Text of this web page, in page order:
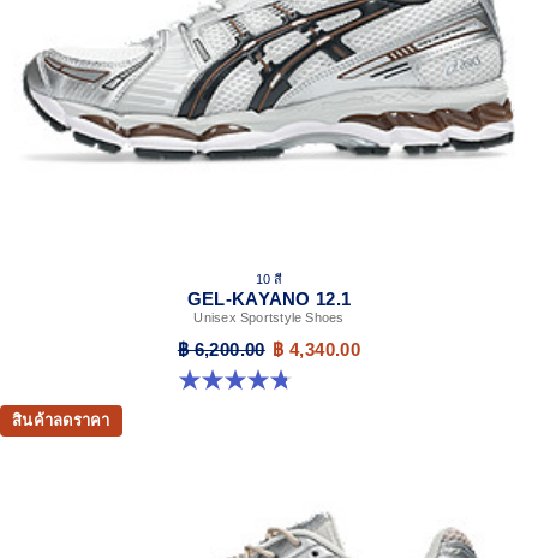
10 สี
GEL-KAYANO 12.1
Unisex Sportstyle Shoes
฿ 6,200.00 ฿ 4,340.00
4.8 จาก 5 ดาว 208 รีวิว
สินค้าลดราคา